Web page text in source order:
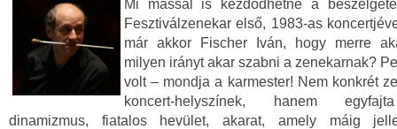
Mi mással is kezdődhetne a
Fesztiválzenekar első, 1983-as
már akkor Fischer Iván, hogy merre
milyen irányt akar szabni a zenekarnak?
volt – mondja a karmester! Nem konkrét
koncert-helyszínek, hanem
dinamizmus, fiatalos hevület, akarat, amely máig